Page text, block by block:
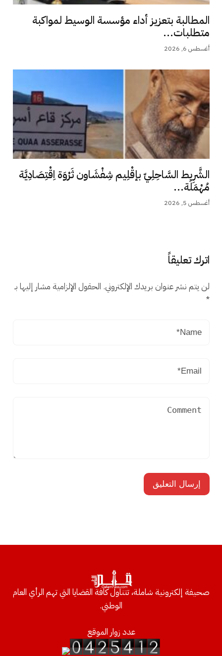
المطالبة بتعزيز أداء مؤسسة الوسيط لمواكبة
متطلبات...
أغسطس 6, 2026
الشَّرِيط السَّاحِلِيّ بإقْلِيم شِفْشَاون ثَرْوَة اِقْتِصَادِيَّة
مُهْمَلَة...
أغسطس 5, 2026
اترك تعليقاً
لن يتم نشر عنوان بريدك الإلكتروني. الحقول الإلزامية مشار إليها بـ
*
صحيفة إلكترونية شاملة، تتناول كافة القضايا التي تهم الرأي العام
الوطني.
عدد زوار الموقع